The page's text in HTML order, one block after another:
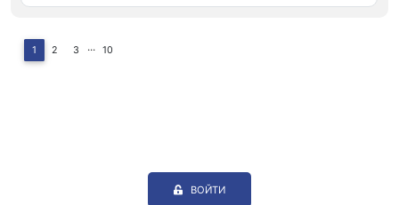
1 2 3 ... 10
ВОЙТИ